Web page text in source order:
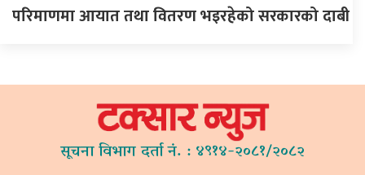
परिमाणमा आयात तथा वितरण भइरहेको सरकारको दाबी
सूचना विभाग दर्ता नं. : ४९१४-२०८१/२०८२